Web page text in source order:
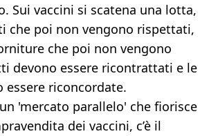
Sui vaccini si scatena una lotta,
che poi non vengono rispettati,
che poi non vengono
devono essere ricontrattati e le
riconcordate.
'mercato parallelo' che fiorisce
dei vaccini, c’è il